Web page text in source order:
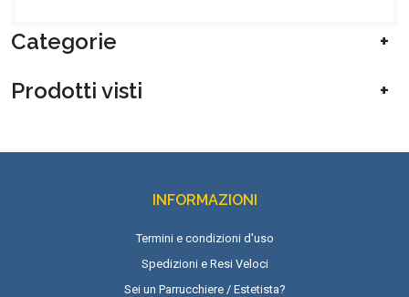
Categorie
Prodotti visti
INFORMAZIONI
Termini e condizioni d'uso
Spedizioni e Resi Veloci
Sei un Parrucchiere / Estetista?